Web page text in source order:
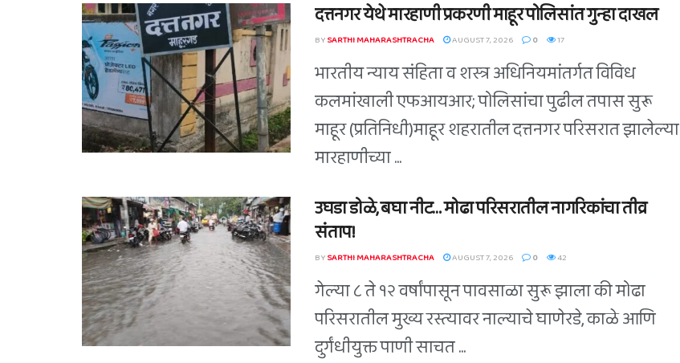
दत्तनगर येथे मारहाणी प्रकरणी माहूर पोलिसांत गुन्हा दाखल
BYSARTHI MAHARASHTRACHA AUGUST 7, 2026 0 17
भारतीय न्याय संहिता व शस्त्र अधिनियमांतर्गत विविध
कलमांखाली एफआयआर; पोलिसांचा पुढील तपास सुरू
माहूर (प्रतिनिधी)माहूर शहरातील दत्तनगर परिसरात झालेल्या
मारहाणीच्या ...
उघडा डोळे, बघा नीट… मोढा परिसरातील नागरिकांचा तीव्र
संताप!
BYSARTHI MAHARASHTRACHA AUGUST 7, 2026 0 42
गेल्या ८ ते १२ वर्षांपासून पावसाळा सुरू झाला की मोढा
परिसरातील मुख्य रस्त्यावर नाल्याचे घाणेरडे, काळे आणि
दुर्गंधीयुक्त पाणी साचत ...